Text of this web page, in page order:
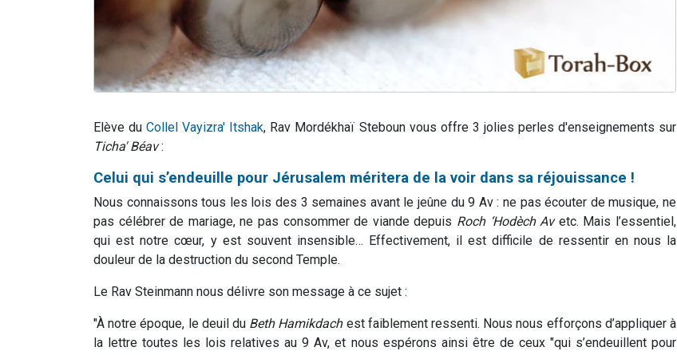
Elève duCollel Vayizra' Itshak, Rav Mordékhaï Steboun vous offre 3 jolies perles d'enseignements sur
Ticha' Béav:
Celui qui s’endeuille pour Jérusalem méritera de la voir dans sa réjouissance !
Nous connaissons tous les lois des 3 semaines avant le jeûne du 9 Av : ne pas écouter de musique, ne
pas célébrer de mariage, ne pas consommer de viande depuis Roch ‘Hodèch Avetc. Mais l’essentiel,
qui est notre cœur, y est souvent insensible… Effectivement, il est difficile de ressentir en nous la
douleur de la destruction du second Temple.
Le Rav Steinmann nous délivre son message à ce sujet :
"À notre époque, le deuil du Beth Hamikdachest faiblement ressenti. Nous nous efforçons d’appliquer à
la lettre toutes les lois relatives au 9 Av, et nous espérons ainsi être de ceux "qui s’endeuillent pour